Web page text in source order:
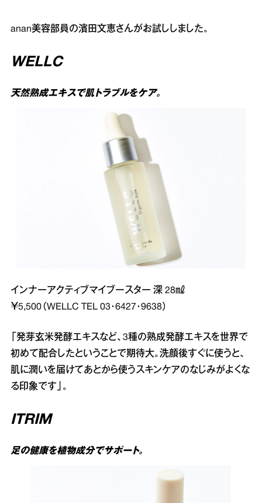
anan美容部員の濱田文恵さんがお試ししました。
WELLC
天然熟成エキスで肌トラブルをケア。
インナーアクティブマイブースター 深 28㎖
￥5,500（WELLC TEL 03･6427･9638）
「発芽玄米発酵エキスなど、3種の熟成発酵エキスを世界で
初めて配合したということで期待大。洗顔後すぐに使うと、
肌に潤いを届けてあとから使うスキンケアのなじみがよくな
る印象です」。
ITRIM
足の健康を植物成分でサポート。